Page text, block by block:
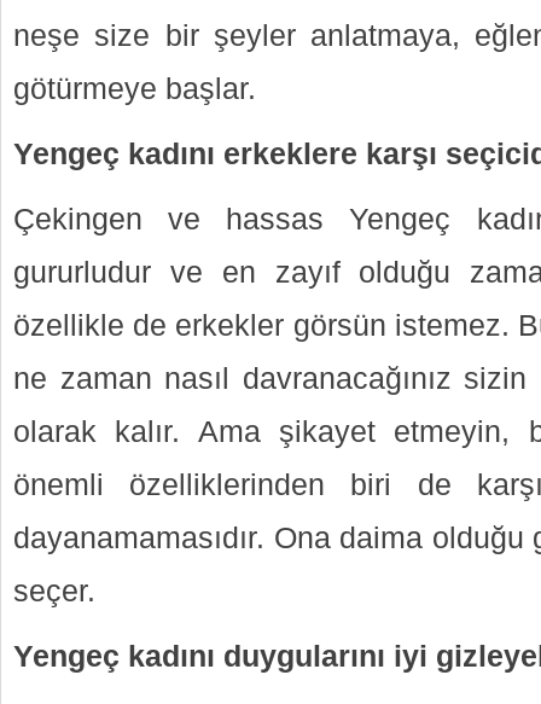
neşe size bir şeyler anlatmaya,
götürmeye başlar.
Yengeç kadını erkeklere karşı
Çekingen ve hassas Yengeç
gururludur ve en zayıf olduğu
özellikle de erkekler görsün istemez.
ne zaman nasıl davranacağınız
olarak kalır. Ama şikayet etmeyin,
önemli özelliklerinden biri de
dayanamamasıdır. Ona daima
seçer.
Yengeç kadını duygularını iyi